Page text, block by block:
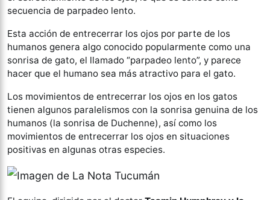
secuencia de parpadeo lento.
Esta acción de entrecerrar los ojos por parte de los
humanos genera algo conocido popularmente como una
sonrisa de gato, el llamado “parpadeo lento”, y parece
hacer que el humano sea más atractivo para el gato.
Los movimientos de entrecerrar los ojos en los gatos
tienen algunos paralelismos con la sonrisa genuina de los
humanos (la sonrisa de Duchenne), así como los
movimientos de entrecerrar los ojos en situaciones
positivas en algunas otras especies.